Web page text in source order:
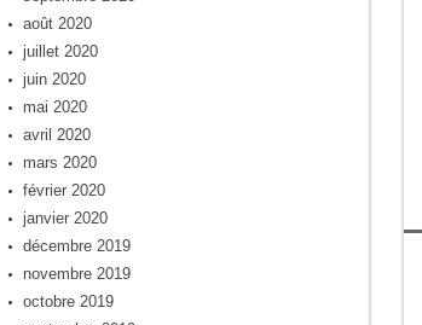
août 2020
juillet 2020
juin 2020
mai 2020
avril 2020
mars 2020
février 2020
janvier 2020
décembre 2019
novembre 2019
octobre 2019